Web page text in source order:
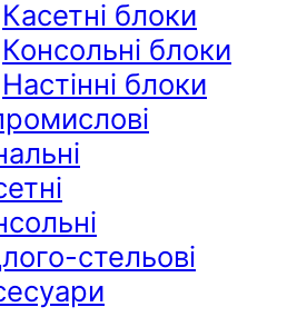
Касетні блоки
Консольні блоки
Настінні блоки
стельові